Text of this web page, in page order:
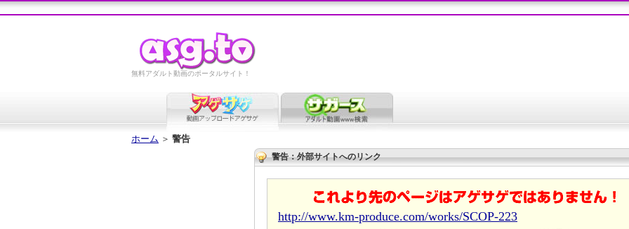
無料アダルト動画のポータルサイト！
ホーム ＞ 警告
警告：外部サイトへのリンク
http://www.km-produce.com/works/SCOP-223